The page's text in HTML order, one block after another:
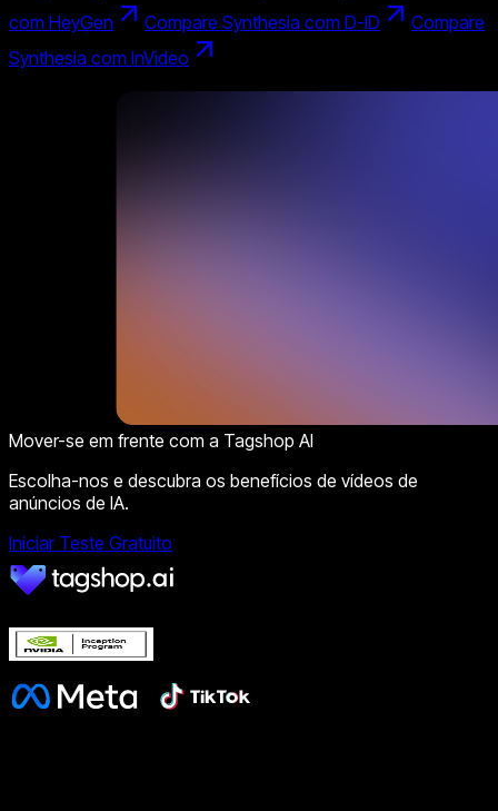
com HeyGen
Compare Synthesia com D-ID
Compare
Synthesia com InVideo
Mover-se em frente com a Tagshop AI
Escolha-nos e descubra os benefícios de vídeos de
anúncios de IA.
Iniciar Teste Gratuito